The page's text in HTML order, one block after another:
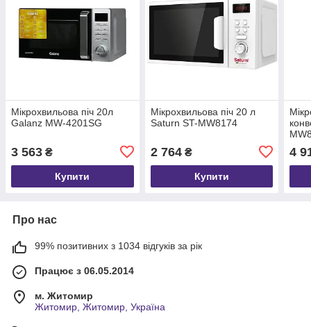
Мікрохвильова піч 20л
Galanz MW-4201SG
3 563 ₴
Купити
Мікрохвильова піч 20 л
Saturn ST-MW8174
2 764₴
Купити
4
Про нас
99% позитивних з 1034 відгуків за рік
Працює з 06.05.2014
м. Житомир
Житомир, Житомир, Україна